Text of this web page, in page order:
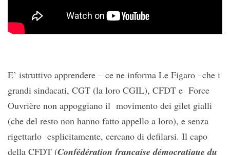
E’ istruttivo apprendere – ce ne informa Le Figaro –che i
grandi sindacati, CGT (la loro CGIL), CFDT e Force
Ouvrière non appoggiano il movimento dei gilet gialli
(che del resto non hanno fatto appello a loro), e senza
rigettarlo esplicitamente, cercano di defilarsi. Il capo
della CFDT (Confédération française démocratique du